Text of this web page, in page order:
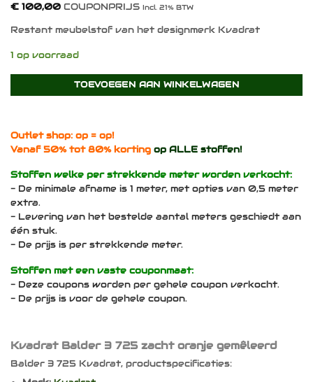
€ 100,00 COUPONPRIJS Incl. 21% BTW
Restant meubelstof van het designmerk Kvadrat
1 op voorraad
TOEVOEGEN AAN WINKELWAGEN
Outlet shop: op = op!
Vanaf 50% tot 80% korting op ALLE stoffen!
Stoffen welke per strekkende meter worden verkocht:
- De minimale afname is 1 meter, met opties van 0,5 meter
extra.
- Levering van het bestelde aantal meters geschiedt aan
één stuk.
- De prijs is per strekkende meter.
Stoffen met een vaste couponmaat:
- Deze coupons worden per gehele coupon verkocht.
- De prijs is voor de gehele coupon.
Kvadrat Balder 3 725 zacht oranje gemêleerd
Balder 3 725 Kvadrat, productspecificaties: